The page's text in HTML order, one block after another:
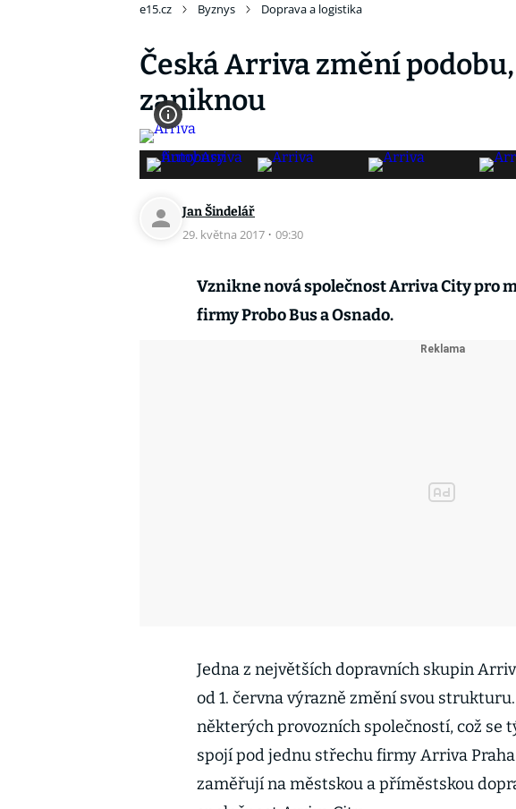
e15.cz Byznys Doprava a logistika
Česká Arriva změní
zaniknou
Jan Šindelář
29. května 2017 · 09:30
Vznikne nová společnost Arriva City pro
firmy Probo Bus a Osnado.
Jedna z největších dopravních skupin
od 1. června výrazně změní svou
některých provozních společností, což se
spojí pod jednu střechu firmy Arriva
zaměřují na městskou a příměstskou